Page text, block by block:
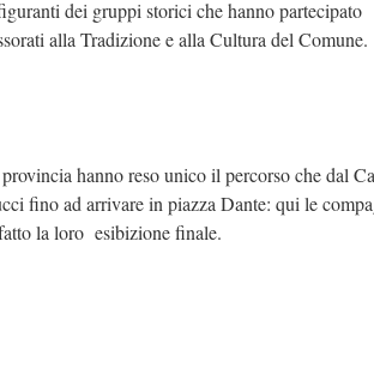
dei gruppi storici che hanno partecipato
alla Tradizione e alla Cultura del Comune.
hanno reso unico il percorso che dal
fino ad arrivare in piazza Dante: qui le
la loro esibizione finale.